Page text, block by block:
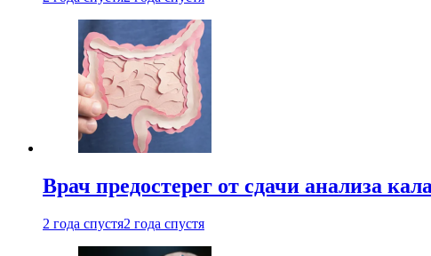
Врач предостерег от сдачи анализа
2 года спустя2 года спустя